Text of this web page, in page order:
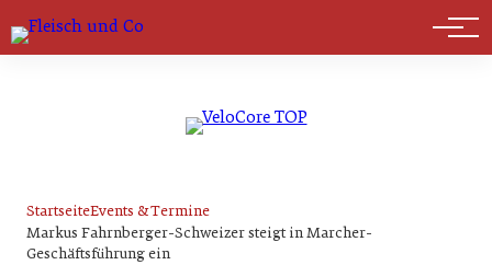
Marktführer
StartseiteEvents & Termine
Markus Fahrnberger-Schweizer steigt in Marcher-
Geschäftsführung ein